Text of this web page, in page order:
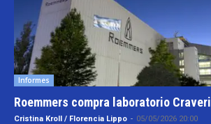
Informes
Roemmers compra laboratorio Craveri
Cristina Kroll / Florencia Lippo - 05/05/2026 20:00